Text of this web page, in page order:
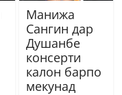
Манижа
Сангин дар
Душанбе
консерти
калон барпо
мекунад